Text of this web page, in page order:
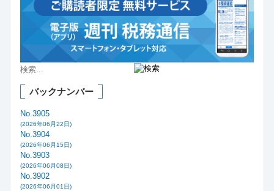
バックナンバー
No.3905
(2026年06月22日)
No.3904
(2026年06月15日)
No.3903
(2026年06月08日)
No.3902
(2026年06月01日)